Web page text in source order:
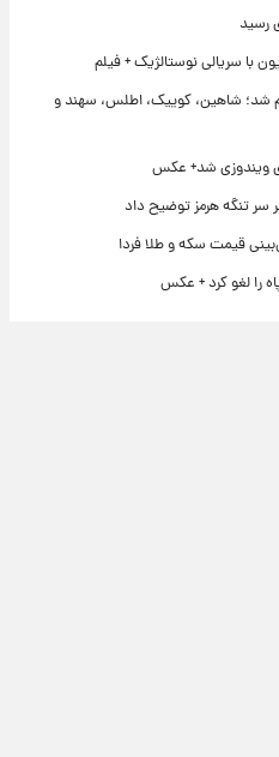
رسید
با سریالی نوستالژیک + فیلم
شد؛ شاهین، کوییک، اطلس، سهند و
ویندوزی شد+ عکس
سر تنگه هرمز توضیح داد
قیمت سکه و طلا فردا
را لغو کرد + عکس